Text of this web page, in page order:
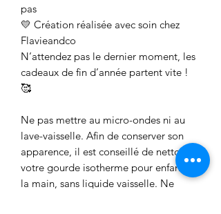
pas
💛 Création réalisée avec soin chez
Flavieandco
N’attendez pas le dernier moment, les
cadeaux de fin d’année partent vite !
🥰
Ne pas mettre au micro-ondes ni au
lave-vaisselle. Afin de conserver son
apparence, il est conseillé de nettoyer
votre gourde isotherme pour enfant à
la main, sans liquide vaisselle. Ne